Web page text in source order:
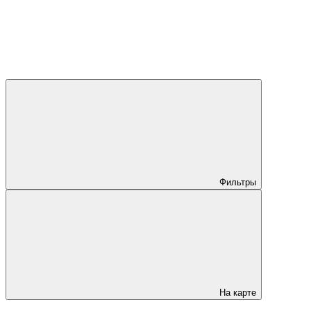
Фильтры
На карте